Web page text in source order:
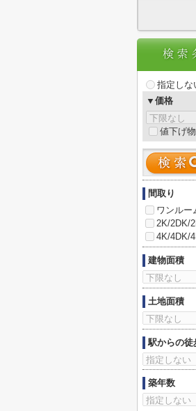
指定しな
▼価格
値下げ
間取り
ワンルー
2K/2DK/
4K/4DK/
建物面積
土地面積
駅からの徒
築年数